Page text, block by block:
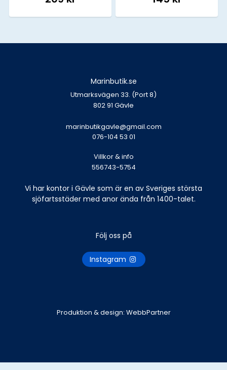
Marinbutik.se
Utmarksvägen 33. (Port 8)
802 91 Gävle
marinbutikgavle@gmail.com
076-104 53 01
Villkor & info
556743-5754
Vi har kontor i Gävle som är en av Sveriges största
sjöfartsstäder med anor ända från 1400-talet.
Följ oss på
Instagram
Produktion & design: WebbPartner